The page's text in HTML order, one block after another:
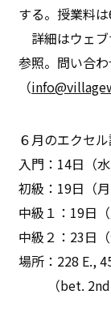
する。授業料は
詳細はウェ
参照。問い合
（
６月のエクセ
入門：14日（
初級：19日（
中級１：19日
中級２：23日
場所：228 E.,
（bet. 2nd &